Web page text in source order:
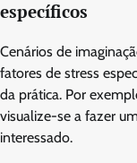
específicos
Cenários de
fatores de stress
da prática. Por
visualize-se a fazer
interessado.